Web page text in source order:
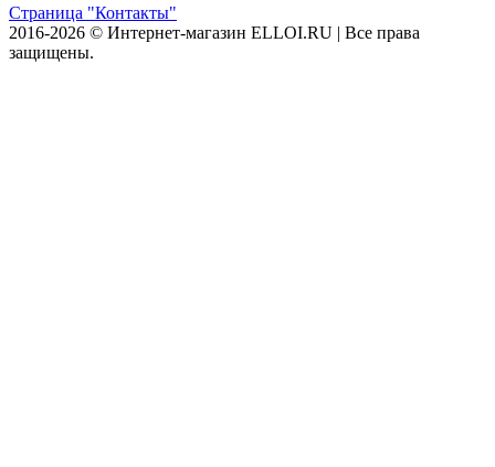
Страница "Контакты"
2016-2026 © Интернет-магазин ELLOI.RU | Все права
защищены.